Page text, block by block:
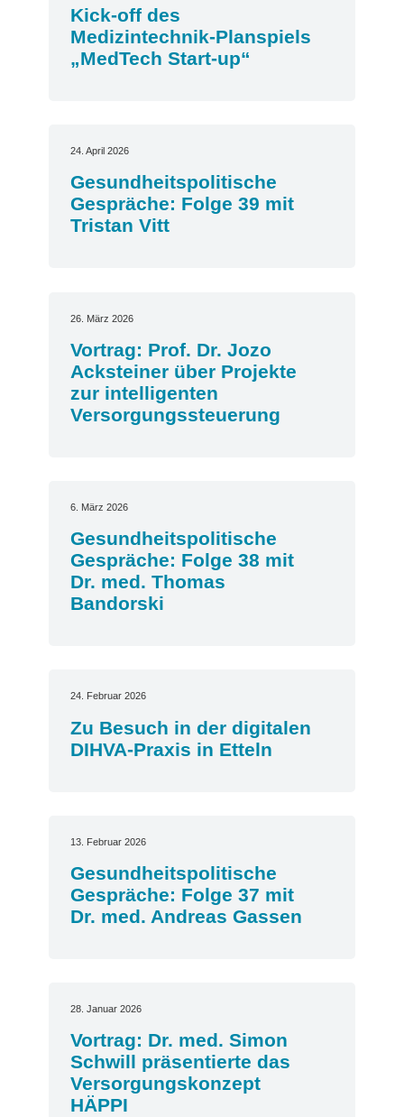
Kick-off des
Medizintechnik-Planspiels
„MedTech Start-up“
24. April 2026
Gesundheitspolitische
Gespräche: Folge 39 mit
Tristan Vitt
26. März 2026
Vortrag: Prof. Dr. Jozo
Acksteiner über Projekte
zur intelligenten
Versorgungssteuerung
6. März 2026
Gesundheitspolitische
Gespräche: Folge 38 mit
Dr. med. Thomas
Bandorski
24. Februar 2026
Zu Besuch in der digitalen
DIHVA-Praxis in Etteln
13. Februar 2026
Gesundheitspolitische
Gespräche: Folge 37 mit
Dr. med. Andreas Gassen
28. Januar 2026
Vortrag: Dr. med. Simon
Schwill präsentierte das
Versorgungskonzept
HÄPPI